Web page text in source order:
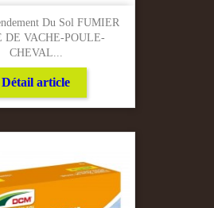
Du Sol FUMIER
DE VACHE-POULE-
CHEVAL...
Détail article